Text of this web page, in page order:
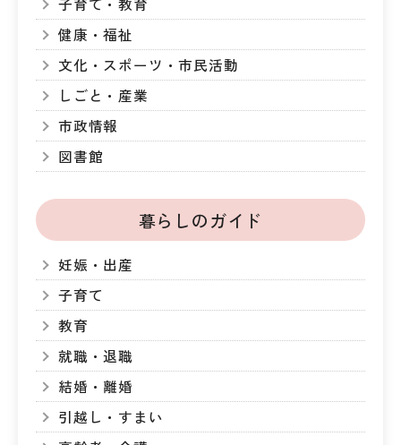
健康・福祉
文化・スポーツ・市民活動
しごと・産業
市政情報
図書館
暮らしのガイド
妊娠・出産
子育て
教育
就職・退職
結婚・離婚
引越し・すまい